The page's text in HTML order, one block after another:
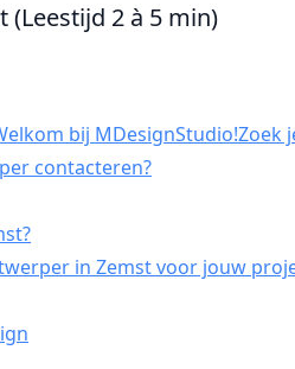
2 à 5 min)
bij
contacteren?
in Zemst voor jouw